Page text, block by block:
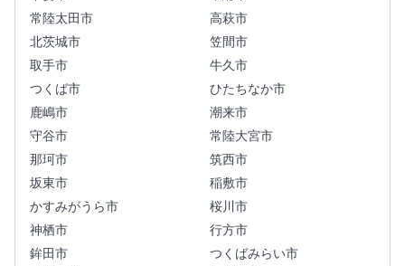
常陸太田市
高萩市
北茨城市
笠間市
取手市
牛久市
つくば市
ひたちなか市
鹿嶋市
潮来市
守谷市
常陸大宮市
那珂市
筑西市
坂東市
稲敷市
かすみがうら市
桜川市
神栖市
行方市
鉾田市
つくばみらい市